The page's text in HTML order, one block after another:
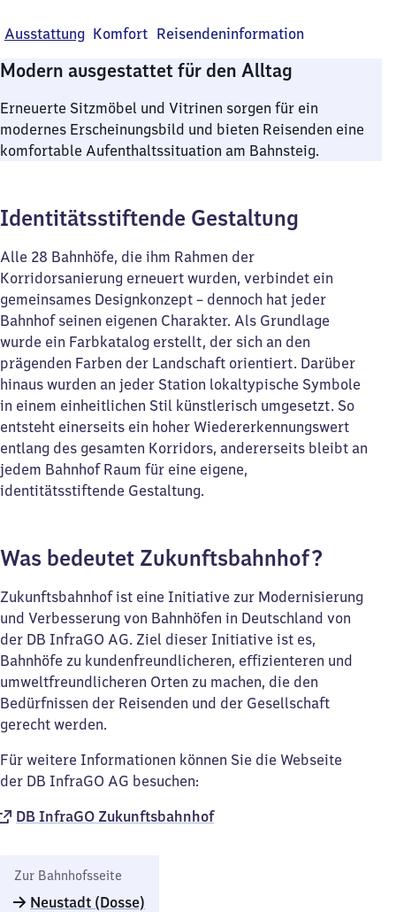
Ausstattung Komfort Reisendeninformation
Modern ausgestattet für den Alltag
Erneuerte Sitzmöbel und Vitrinen sorgen für ein
modernes Erscheinungsbild und bieten Reisenden eine
komfortable Aufenthaltssituation am Bahnsteig.
Identitätsstiftende Gestaltung
Alle 28 Bahnhöfe, die ihm Rahmen der
Korridorsanierung erneuert wurden, verbindet ein
gemeinsames Designkonzept – dennoch hat jeder
Bahnhof seinen eigenen Charakter. Als Grundlage
wurde ein Farbkatalog erstellt, der sich an den
prägenden Farben der Landschaft orientiert. Darüber
hinaus wurden an jeder Station lokaltypische Symbole
in einem einheitlichen Stil künstlerisch umgesetzt. So
entsteht einerseits ein hoher Wiedererkennungswert
entlang des gesamten Korridors, andererseits bleibt an
jedem Bahnhof Raum für eine eigene,
identitätsstiftende Gestaltung.
Was bedeutet Zukunftsbahnhof?
Zukunftsbahnhof ist eine Initiative zur Modernisierung
und Verbesserung von Bahnhöfen in Deutschland von
der DB InfraGO AG. Ziel dieser Initiative ist es,
Bahnhöfe zu kundenfreundlicheren, effizienteren und
umweltfreundlicheren Orten zu machen, die den
Bedürfnissen der Reisenden und der Gesellschaft
gerecht werden.
Für weitere Informationen können Sie die Webseite
der DB InfraGO AG besuchen:
DB InfraGO Zukunftsbahnhof​
Zur Bahnhofsseite
Neustadt (Dosse)